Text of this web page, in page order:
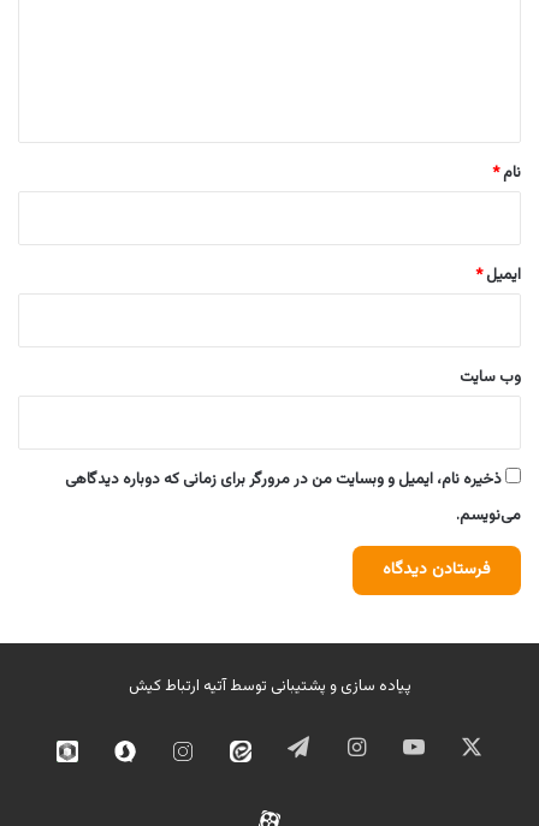
نام*
ایمیل*
وب‌ سایت
ذخیره نام، ایمیل و وبسایت من در مرورگر برای زمانی که دوباره دیدگاهی
می‌نویسم.
پیاده سازی و پشتیبانی توسطآتیه ارتباط کیش
ایکس یوتیوب اینستاگرامتلگرام ایتا
اینستاگرامسروش